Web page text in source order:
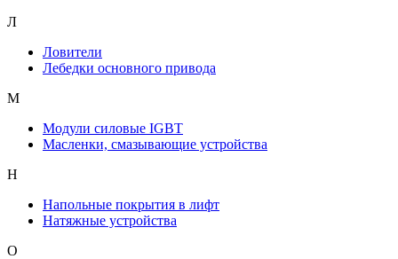
Л
Ловители
Лебедки основного привода
М
Модули силовые IGBT
Масленки, смазывающие устройства
Н
Напольные покрытия в лифт
Натяжные устройства
О